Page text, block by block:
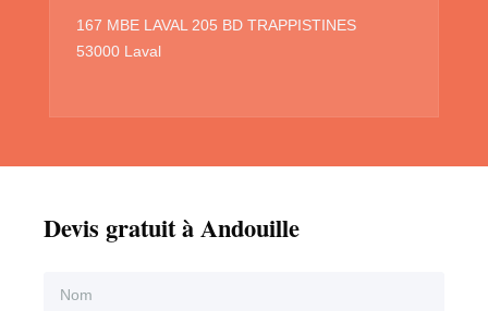
167 MBE LAVAL 205 BD TRAPPISTINES
53000 Laval
Devis gratuit à Andouille